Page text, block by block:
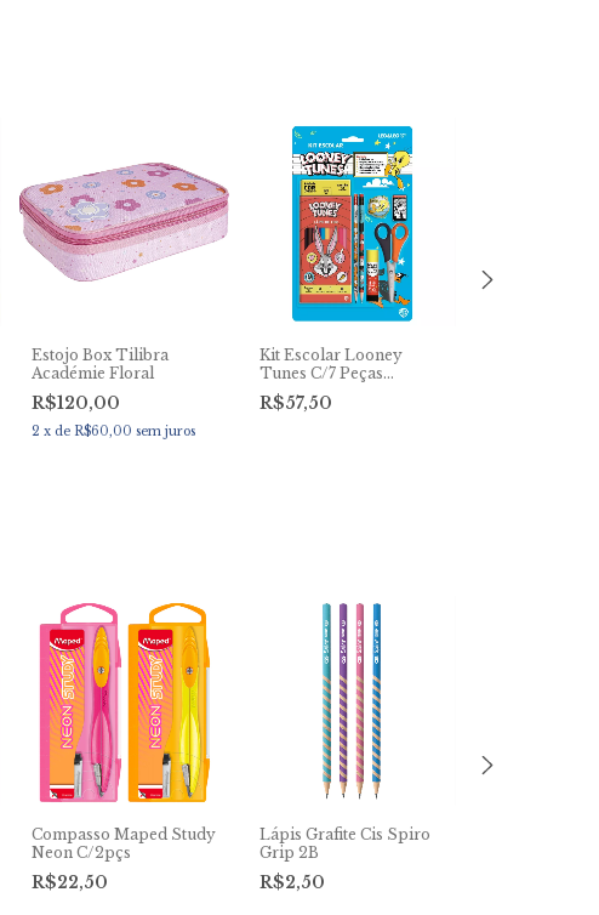
Estojo Box Tilibra
Académie Floral
R$120,00
2 x de R$60,00 sem juros
Kit Escolar Looney
Tunes C/7 Peças
Leo&Leo
R$57,50
Compasso Maped Study
Neon C/2pçs
R$22,50
Lápis Grafite Cis Spiro
Grip 2B
R$2,50